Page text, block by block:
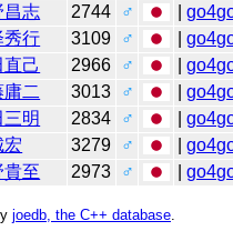
昌志 2744 ♂ |
秀行 3109 ♂ |
直己 2966 ♂ |
二 3013 ♂ |
明 2834 ♂ |
宏 3279 ♂ |
貴至 2973 ♂ |
joedb, the C++ database